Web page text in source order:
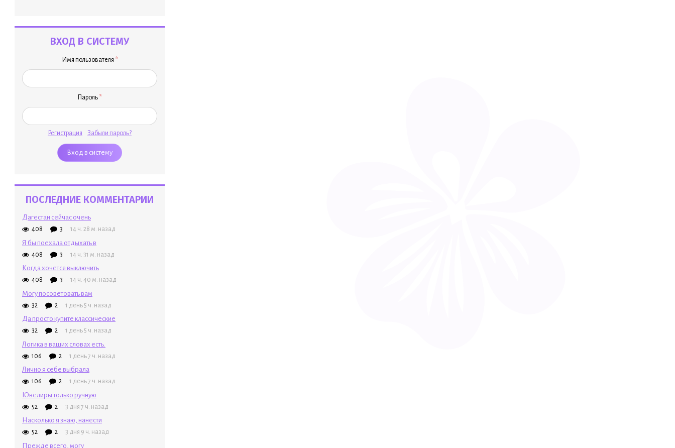
ВХОД В СИСТЕМУ
Имя пользователя *
Пароль *
Регистрация Забыли пароль?
ПОСЛЕДНИЕ КОММЕНТАРИИ
Дагестан сейчас очень
408 3 14 ч. 28 м. назад
Я бы поехала отдыхать в
408 3 14 ч. 31 м. назад
Когда хочется выключить
408 3 14 ч. 40 м. назад
Могу посоветовать вам
32 2 1 день 5 ч. назад
Да просто купите классические
32 2 1 день 5 ч. назад
Логика в ваших словах есть.
106 2 1 день 7 ч. назад
Лично я себе выбрала
106 2 1 день 7 ч. назад
Ювелиры только ручную
52 2 3 дня 7 ч. назад
Насколько я знаю, нанести
52 2 3 дня 9 ч. назад
Прежде всего, могу